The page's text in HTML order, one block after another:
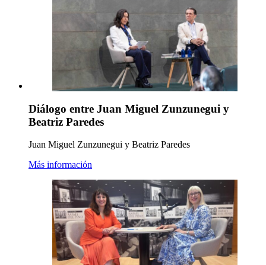
Diálogo entre Juan Miguel Zunzunegui y
Beatriz Paredes
Juan Miguel Zunzunegui y Beatriz Paredes
Más información